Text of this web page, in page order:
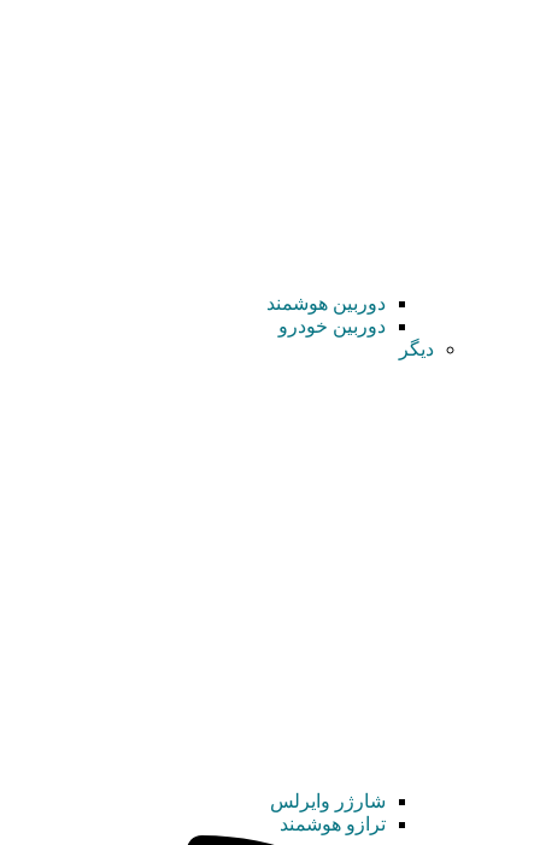
دوربین هوشمند
دوربین خودرو
دیگر
شارژر وایرلس
ترازو هوشمند